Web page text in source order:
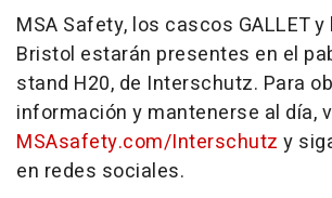
MSA Safety, los cascos GALLET
Bristol estarán presentes en el
stand H20, de Interschutz. Para
información y mantenerse al día,
MSAsafety.com/Interschutz y
en redes sociales.